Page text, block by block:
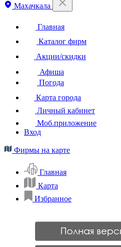
Махачкала
Главная
Каталог фирм
Акции/скидки
Афиша
Погода
Карта города
Личный кабинет
Моб.приложение
Вход
Фирмы на карте
Главная
Карта
Избранное